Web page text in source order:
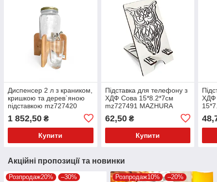
Диспенсер 2 л з краником,
кришкою та дерев`яною
підставкою mz727420
1 852,50 ₴
Купити
Підставка для телефону з
ХДФ Сова 15*8.2*7см
mz727491 MAZHURA
62,50₴
Купити
ХДФ
Акційні пропозиції та новинки
Розпродаж20% –30% Розпродаж10% –20%